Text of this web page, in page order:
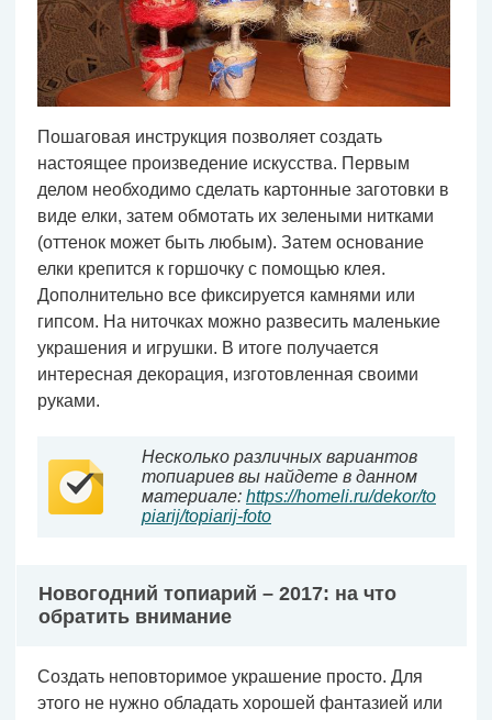
Пошаговая инструкция позволяет создать
настоящее произведение искусства. Первым
делом необходимо сделать картонные заготовки в
виде елки, затем обмотать их зелеными нитками
(оттенок может быть любым). Затем основание
елки крепится к горшочку с помощью клея.
Дополнительно все фиксируется камнями или
гипсом. На ниточках можно развесить маленькие
украшения и игрушки. В итоге получается
интересная декорация, изготовленная своими
руками.
Несколько различных вариантов
топиариев вы найдете в данном
материале: https://homeli.ru/dekor/to
piarij/topiarij-foto
Новогодний топиарий – 2017: на что
обратить внимание
Создать неповторимое украшение просто. Для
этого не нужно обладать хорошей фантазией или